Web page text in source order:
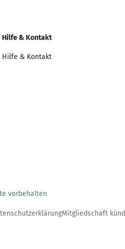
Hilfe & Kontakt
Hilfe & Kontakt
vorbehalten
Mitgliedschaft